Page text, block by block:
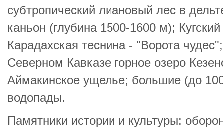
субтропический лиановый лес в
каньон (глубина 1500-1600 м);
Карадахская теснина - "Ворота
Северном Кавказе горное озеро
Аймакинское ущелье; большие (до
водопады.
Памятники истории и культуры: